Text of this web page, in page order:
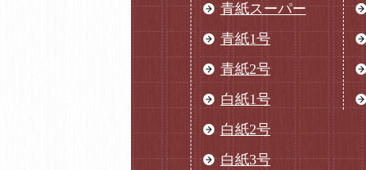
青紙スーパー
青紙1号
青紙2号
白紙1号
白紙2号
白紙3号